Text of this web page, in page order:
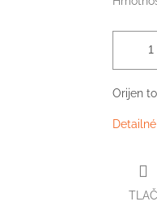
Orijen
TLAČ